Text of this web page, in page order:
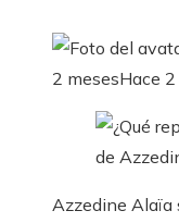
2 mesesHace
Azzedine Alaïa